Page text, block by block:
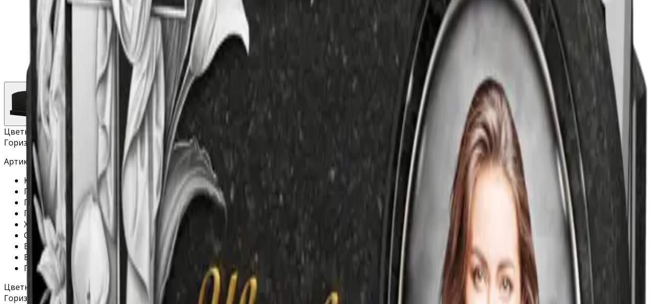
Цветник
Горизонтальный памятник «Экран»
Артикул - Г02-01
Качество гранита: высшее
Гарантия на материал: 40 лет.
Гарантия на установку 3 года.
Полировка: бесплатно (все стороны)
Хранение на складе: бесплатно
Специальное защитное покрытие гравировки: бесплатно
В стоимость гравировки на станке ФИО и дат включено любое количество символов
В стоимость гравировки портрета входит обработка, ретушь и подготовка фотографии.
Гравировка дополнительных изображений на станке включает в себя любое количество изображений (фон, эпитафия, свеча, цветы и т.п.)
Цветник
Горизонтальный памятник «Экран»